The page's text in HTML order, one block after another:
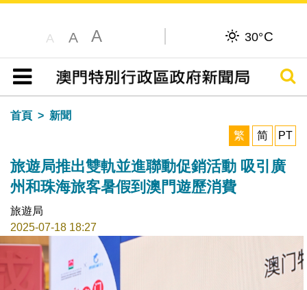
A A A 30°C
目錄
搜尋
首頁
新聞
繁
简 PT
旅遊局推出雙軌並進聯動促銷活動 吸引廣
州和珠海旅客暑假到澳門遊歷消費
旅遊局
2025-07-18 18:27